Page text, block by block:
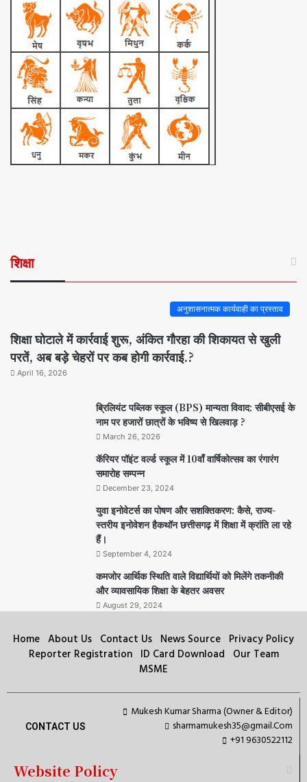
शिक्षा
अनुशासनात्मक कार्यवाही का प्रस्ताव
शिक्षा घोटाले में कार्रवाई शुरू, अंकित गौरहा की शिकायत से खुली
परतें, अब बड़े चेहरों पर कब होगी कार्रवाई.?
April 16, 2026
ब्रिलियंट पब्लिक स्कूल (BPS) मान्यता विवाद: सीबीएसई के
नाम पर हजारों छात्रों के भविष्य से खिलवाड़ ?
March 26, 2026
कॅरियर पॉइंट वर्ल्ड स्कूल में 10वाँ वार्षिकोत्सव का रंगारंग
समारोह सम्पन्न
December 23, 2024
युवा इनोवेटर्स का पोषण और सशक्तिकरण: कैसे, राज्य-
स्तरीय इनोवेशन हैकथॉन छत्तीसगढ़ में शिक्षा में क्रांति ला रहे
हैं।
September 4, 2024
कमजोर आर्थिक स्थिति वाले विद्यार्थियों को मिलेंगे तकनीकी
और व्यावसायिक शिक्षा के बेहतर अवसर
August 29, 2024
Home About Us Contact Us News Source Privacy Policy
Reporter Registration ID Card Download Our Team
MSME
CONTACT US
Mukesh Kumar Sharma (Owner & Editor)
sharmamukesh35@gmail.Com
+91 9630522112
Website Policy